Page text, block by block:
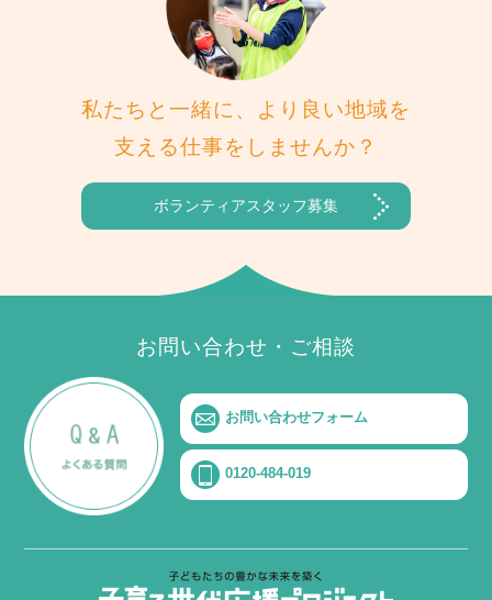
私たちと一緒に、より良い地域を
支える仕事をしませんか？
ボランティアスタッフ募集
お問い合わせ・ご相談
お問い合わせフォーム
0120-484-019